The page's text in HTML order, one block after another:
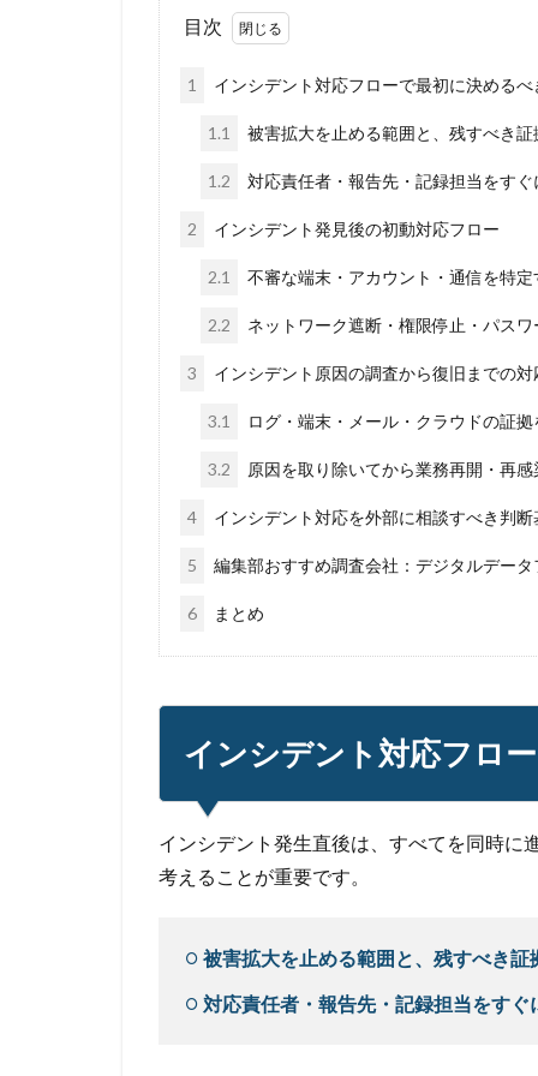
目次
1 インシデント対応フローで最初に決めるべ
1.1 被害拡大を止める範囲と、残すべき
1.2 対応責任者・報告先・記録担当をすぐ
2 インシデント発見後の初動対応フロー
2.1 不審な端末・アカウント・通信を特定
2.2 ネットワーク遮断・権限停止・パス
3 インシデント原因の調査から復旧までの対
3.1 ログ・端末・メール・クラウドの証
3.2 原因を取り除いてから業務再開・再
4 インシデント対応を外部に相談すべき判断
5 編集部おすすめ調査会社：デジタルデー
6 まとめ
インシデント対応フロ
インシデント発生直後は、すべてを同時に
考えることが重要です。
被害拡大を止める範囲と、残すべき証
対応責任者・報告先・記録担当をすぐ